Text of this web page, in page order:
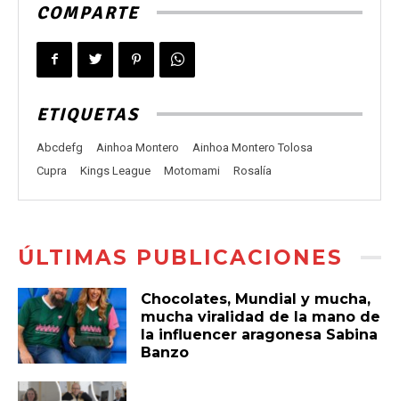
COMPARTE
ETIQUETAS
Abcdefg Ainhoa Montero
Ainhoa Montero Tolosa
Cupra
Kings League Motomami Rosalía
ÚLTIMAS PUBLICACIONES
Chocolates, Mundial y mucha,
mucha viralidad de la mano de
la influencer aragonesa Sabina
Banzo